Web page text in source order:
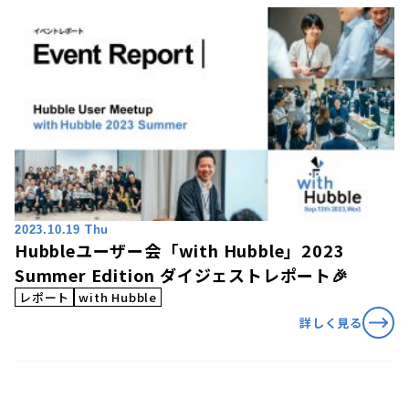
2023.10.19 Thu
Hubbleユーザー会「with Hubble」2023
Summer Edition ダイジェストレポート🎉
レポート
with Hubble
詳しく見る